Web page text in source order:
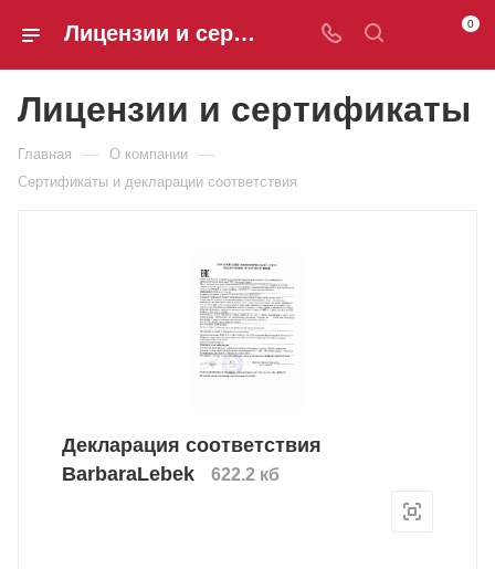
Лицензии и сертификаты 0
Лицензии и сертификаты
Главная — О компании —
Сертификаты и декларации соответствия
Декларация соответствия
BarbaraLebek
622.2 кб